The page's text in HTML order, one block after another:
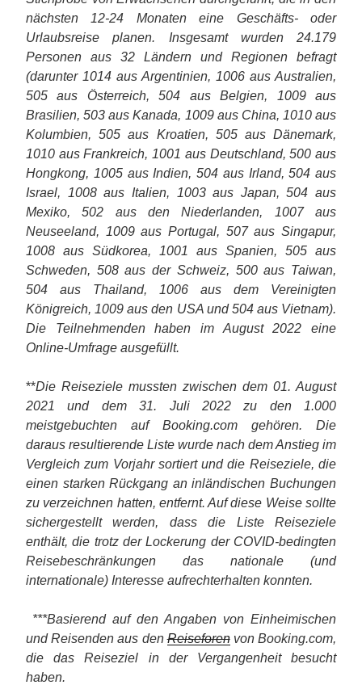
nächsten 12-24 Monaten eine Geschäfts- oder
Urlaubsreise planen. Insgesamt wurden 24.179
Personen aus 32 Ländern und Regionen befragt
(darunter 1014 aus Argentinien, 1006 aus Australien,
505 aus Österreich, 504 aus Belgien, 1009 aus
Brasilien, 503 aus Kanada, 1009 aus China, 1010 aus
Kolumbien, 505 aus Kroatien, 505 aus Dänemark,
1010 aus Frankreich, 1001 aus Deutschland, 500 aus
Hongkong, 1005 aus Indien, 504 aus Irland, 504 aus
Israel, 1008 aus Italien, 1003 aus Japan, 504 aus
Mexiko, 502 aus den Niederlanden, 1007 aus
Neuseeland, 1009 aus Portugal, 507 aus Singapur,
1008 aus Südkorea, 1001 aus Spanien, 505 aus
Schweden, 508 aus der Schweiz, 500 aus Taiwan,
504 aus Thailand, 1006 aus dem Vereinigten
Königreich, 1009 aus den USA und 504 aus Vietnam).
Die Teilnehmenden haben im August 2022 eine
Online-Umfrage ausgefüllt.
**Die Reiseziele mussten zwischen dem 01. August
2021 und dem 31. Juli 2022 zu den 1.000
meistgebuchten auf Booking.com gehören. Die
daraus resultierende Liste wurde nach dem Anstieg im
Vergleich zum Vorjahr sortiert und die Reiseziele, die
einen starken Rückgang an inländischen Buchungen
zu verzeichnen hatten, entfernt. Auf diese Weise sollte
sichergestellt werden, dass die Liste Reiseziele
enthält, die trotz der Lockerung der COVID-bedingten
Reisebeschränkungen das nationale (und
internationale) Interesse aufrechterhalten konnten.
***Basierend auf den Angaben von Einheimischen
und Reisenden aus denReiseforenvon Booking.com,
die das Reiseziel in der Vergangenheit besucht
haben.